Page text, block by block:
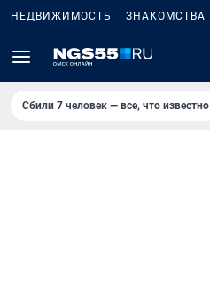
НЕДВИЖИМОСТЬ ЗНАКОМСТВА
Сбили 7 человек — все, что известно